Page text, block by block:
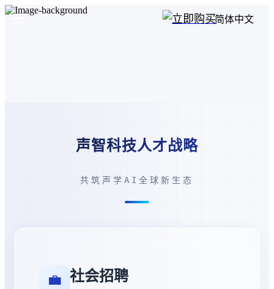
简体中文
声智科技人才战略
共筑声学AI全球新生态
💼 社会招聘